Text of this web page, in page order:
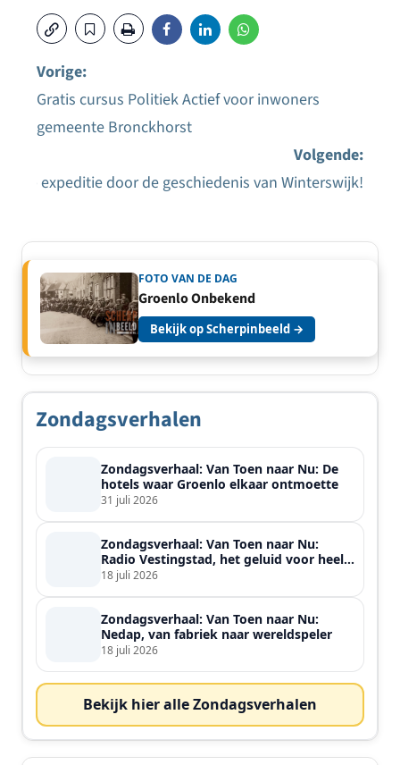
Bericht
Vorige:
Gratis cursus Politiek Actief voor inwoners
gemeente Bronckhorst
Volgende:
op expeditie door de geschiedenis van Winterswijk!
FOTO VAN DE DAG
Groenlo Onbekend
Bekijk op Scherpinbeeld →
Zondagsverhalen
Zondagsverhaal: Van Toen naar Nu: De
hotels waar Groenlo elkaar ontmoette
31 juli 2026
Zondagsverhaal: Van Toen naar Nu:
Radio Vestingstad, het geluid voor heel
de streek
18 juli 2026
Zondagsverhaal: Van Toen naar Nu:
Nedap, van fabriek naar wereldspeler
18 juli 2026
Bekijk hier alle Zondagsverhalen